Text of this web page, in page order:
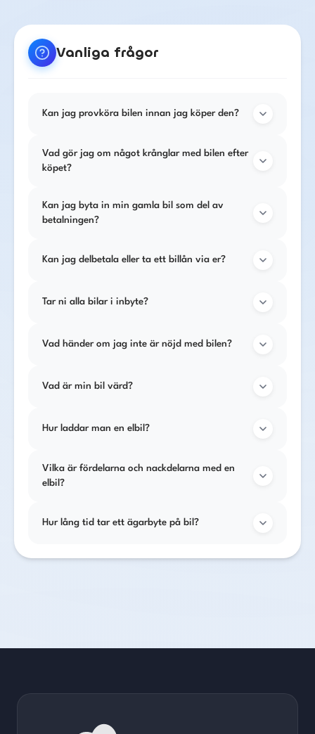
Vanliga frågor
Kan jag provköra bilen innan jag köper den?
Vad gör jag om något krånglar med bilen efter
köpet?
Kan jag byta in min gamla bil som del av
betalningen?
Kan jag delbetala eller ta ett billån via er?
Tar ni alla bilar i inbyte?
Vad händer om jag inte är nöjd med bilen?
Vad är min bil värd?
Hur laddar man en elbil?
Vilka är fördelarna och nackdelarna med en
elbil?
Hur lång tid tar ett ägarbyte på bil?